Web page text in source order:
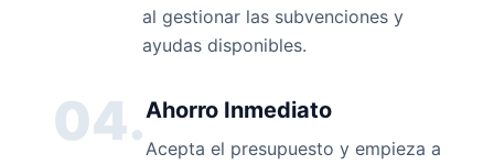
al gestionar las subvenciones y
ayudas disponibles.
04.Ahorro Inmediato
Acepta el presupuesto y empieza a